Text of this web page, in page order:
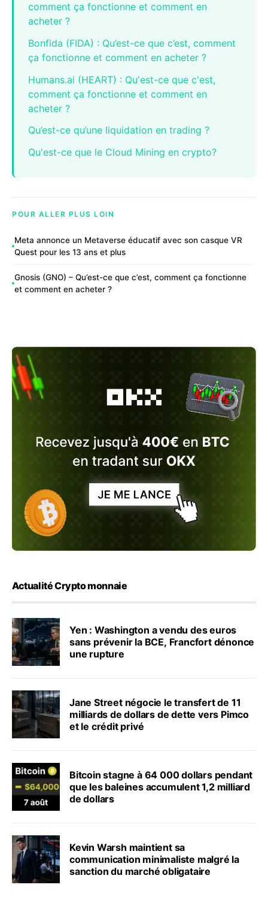
comment ça fonctionne et comment en
acheter ?
Bonfida (FIDA) : Qu’est-ce que c’est, comment
ça fonctionne et comment en acheter ?
Humans.ai (HEART) : Qu'est-ce que c'est,
comment ça fonctionne et comment en
acheter ?
Qu’est-ce qu’une liquidation en trading ?
Qu'est-ce que le Cloud Mining en crypto?
POUR ALLER PLUS LOIN
Meta annonce un Metaverse éducatif avec son casque VR
Quest pour les 13 ans et plus
Gnosis (GNO) – Qu’est-ce que c’est, comment ça fonctionne
et comment en acheter ?
Actualité Crypto monnaie
Yen : Washington a vendu des euros
sans prévenir la BCE, Francfort dénonce
une rupture
Jane Street négocie le transfert de 11
milliards de dollars de dette vers Pimco
et le crédit privé
Bitcoin stagne à 64 000 dollars pendant
que les baleines accumulent 1,2 milliard
de dollars
Kevin Warsh maintient sa
communication minimaliste malgré la
sanction du marché obligataire